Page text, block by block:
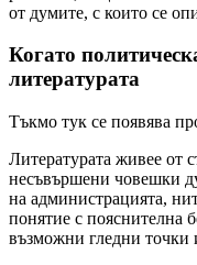
от думите, с които се
Когато
литературата
Тъкмо тук се появява
Литературата живее от
несъвършени човешки
на администрацията,
понятие с пояснителна
възможни гледни точки